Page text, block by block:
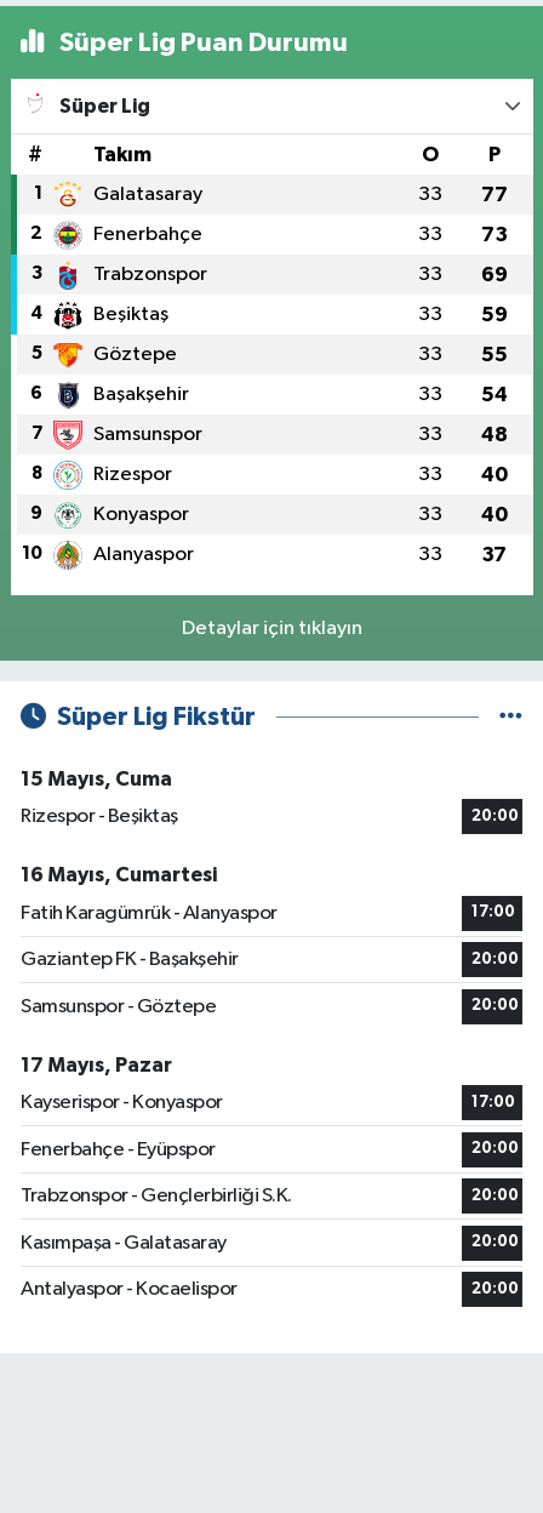
Süper Lig Puan Durumu
Süper Lig
# Takım O P
1 Galatasaray 33 77
2 Fenerbahçe 33 73
3 Trabzonspor 33 69
4 Beşiktaş 33 59
5 Göztepe 33 55
6 Başakşehir 33 54
7 Samsunspor 33 48
8 Rizespor 33 40
9 Konyaspor 33 40
10 Alanyaspor 33 37
Detaylar için tıklayın
Süper Lig Fikstür
15 Mayıs, Cuma
Rizespor - Beşiktaş
20:00
16 Mayıs, Cumartesi
Fatih Karagümrük - Alanyaspor
17:00
Gaziantep FK - Başakşehir 20:00
Samsunspor - Göztepe 20:00
17 Mayıs, Pazar
Kayserispor - Konyaspor
17:00
Fenerbahçe - Eyüpspor 20:00
Trabzonspor - Gençlerbirliği S.K. 20:00
Kasımpaşa - Galatasaray 20:00
Antalyaspor - Kocaelispor 20:00